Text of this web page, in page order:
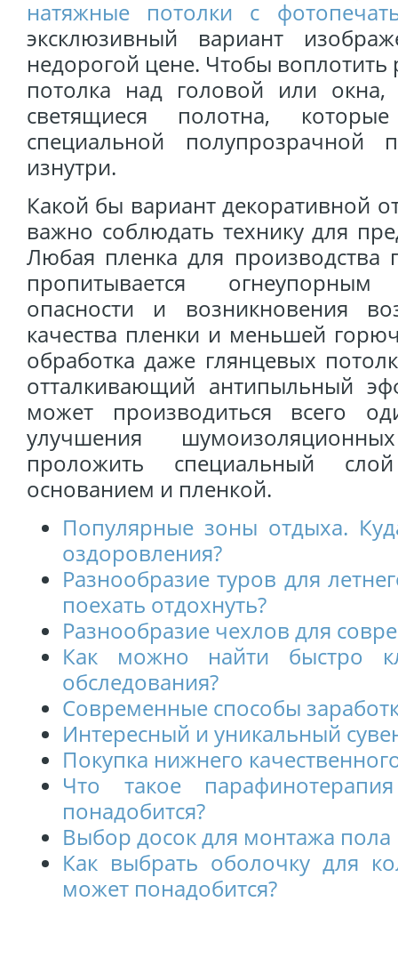
натяжные потолки с
эксклюзивный вариант
недорогой цене. Чтобы
потолка над головой или
светящиеся полотна,
специальной полупрозрачной
изнутри.
Какой бы вариант декоративной
важно соблюдать технику для
Любая пленка для производства
пропитывается
опасности и возникновения
качества пленки и меньшей
обработка даже глянцевых
отталкивающий антипыльный
может производиться всего
улучшения
проложить специальный
основанием и пленкой.
Популярные зоны отдыха.
оздоровления?
Разнообразие туров для
поехать отдохнуть?
Разнообразие чехлов для
Как можно найти быстро
обследования?
Современные способы
Интересный и уникальный
Покупка нижнего
Что такое
понадобится?
Выбор досок для монтажа пола
Как выбрать оболочку для
может понадобится?